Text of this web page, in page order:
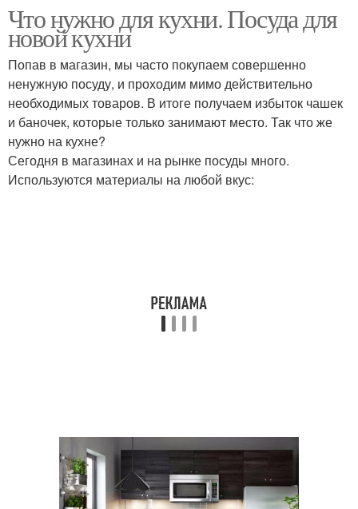
Что нужно для кухни. Посуда для
новой кухни
Попав в магазин, мы часто покупаем совершенно
ненужную посуду, и проходим мимо действительно
необходимых товаров. В итоге получаем избыток чашек
и баночек, которые только занимают место. Так что же
нужно на кухне?
Сегодня в магазинах и на рынке посуды много.
Используются материалы на любой вкус: